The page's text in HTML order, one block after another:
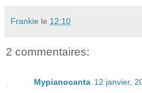
Frankie le 12:10
2 commentaires:
Mypianocanta 12 janvier,